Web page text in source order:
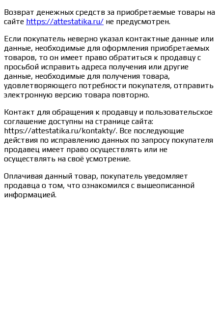
Возврат денежных средств за приобретаемые товары на
сайте https://attestatika.ru/ не предусмотрен.
Если покупатель неверно указал контактные данные или
данные, необходимые для оформления приобретаемых
товаров, то он имеет право обратиться к продавцу с
просьбой исправить адреса получения или другие
данные, необходимые для получения товара,
удовлетворяющего потребности покупателя, отправить
электронную версию товара повторно.
Контакт для обращения к продавцу и пользовательское
соглашение доступны на странице сайта:
https://attestatika.ru/kontakty/. Все последующие
действия по исправлению данных по запросу покупателя
продавец имеет право осуществлять или не
осуществлять на своё усмотрение.
Оплачивая данный товар, покупатель уведомляет
продавца о том, что ознакомился с вышеописанной
информацией.